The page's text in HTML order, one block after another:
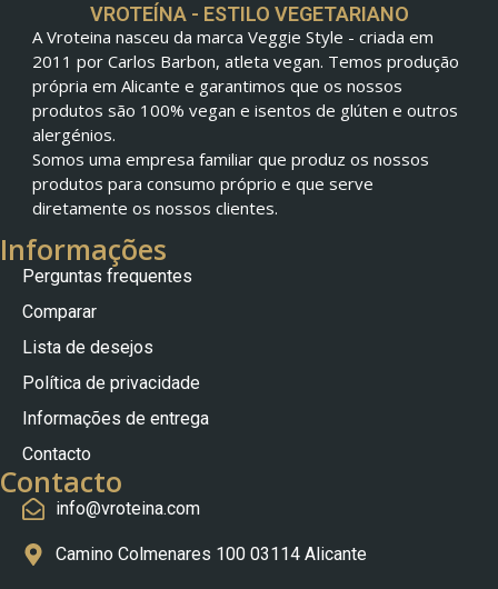
VROTEÍNA - ESTILO VEGETARIANO
A Vroteina nasceu da marca Veggie Style - criada em
2011 por Carlos Barbon, atleta vegan. Temos produção
própria em Alicante e garantimos que os nossos
produtos são 100% vegan e isentos de glúten e outros
alergénios.
Somos uma empresa familiar que produz os nossos
produtos para consumo próprio e que serve
diretamente os nossos clientes.
Informações
Perguntas frequentes
Comparar
Lista de desejos
Política de privacidade
Informações de entrega
Contacto
Contacto
info@vroteina.com
Camino Colmenares 100 03114 Alicante
Français